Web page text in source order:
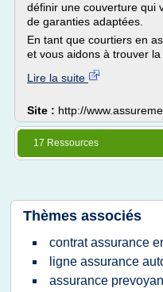
définir une couverture qui
de garanties adaptées.
En tant que courtiers en
et vous aidons à trouver la
Lire la suite
Site : http://
17 Ressources
Thèmes associés
contrat assurance
ligne assurance
assurance